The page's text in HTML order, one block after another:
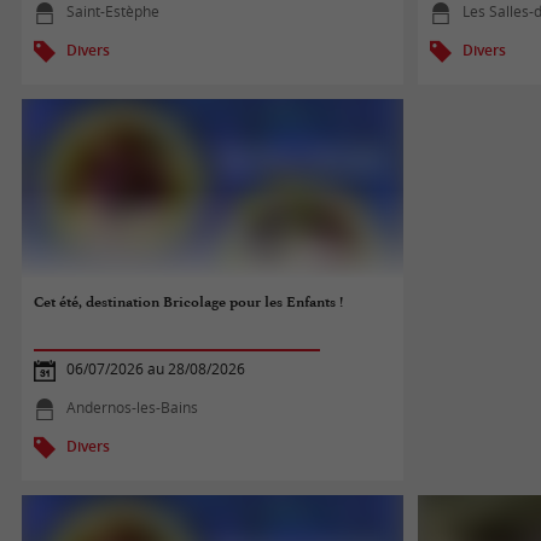
Saint-Estèphe
Divers
Les Salles-
Divers
Cet été, destination Bricolage pour les Enfants !
06/07/2026 au 28/08/2026
Andernos-les-Bains
Divers